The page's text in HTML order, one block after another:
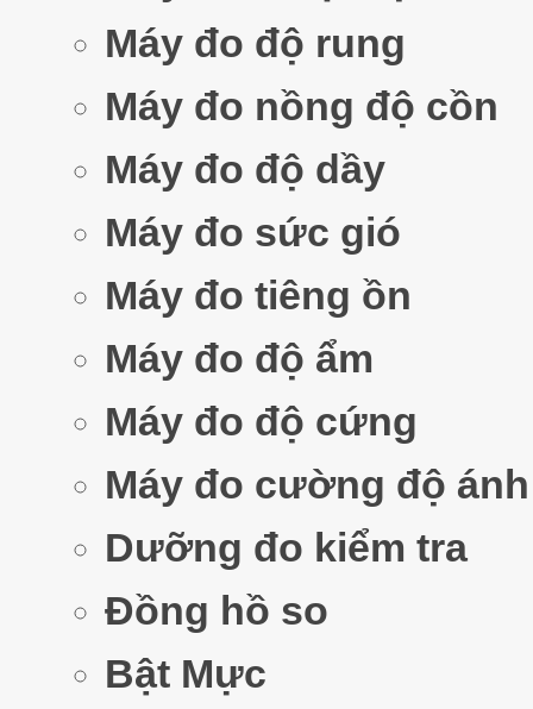
Máy đo độ rung
Máy đo nồng độ cồn
Máy đo độ dầy
Máy đo sức gió
Máy đo tiêng ồn
Máy đo độ ẩm
Máy đo độ cứng
Máy đo cường độ
Dưỡng đo kiểm tra
Đồng hồ so
Bật Mực